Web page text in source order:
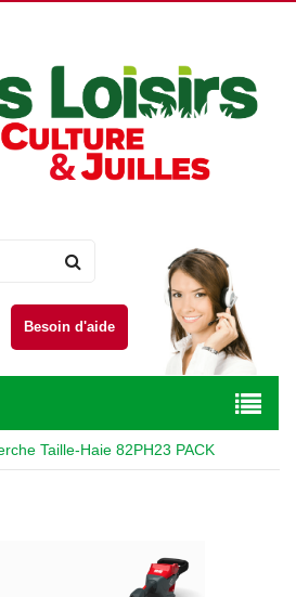
Besoin d'aide
Taille-Haie 82PH23 PACK